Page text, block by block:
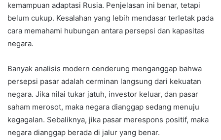
kemampuan adaptasi Rusia. Penjelasan ini benar, tetapi
belum cukup. Kesalahan yang lebih mendasar terletak pada
cara memahami hubungan antara persepsi dan kapasitas
negara.
Banyak analisis modern cenderung menganggap bahwa
persepsi pasar adalah cerminan langsung dari kekuatan
negara. Jika nilai tukar jatuh, investor keluar, dan pasar
saham merosot, maka negara dianggap sedang menuju
kegagalan. Sebaliknya, jika pasar merespons positif, maka
negara dianggap berada di jalur yang benar.